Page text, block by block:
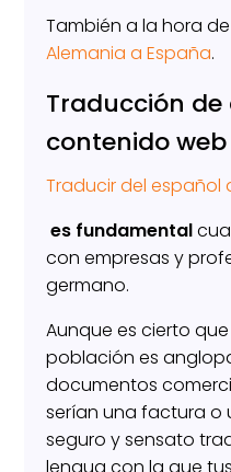
También a la hora
Alemania a España.
Traducción
contenido
Traducir del español
es fundamental
con empresas y
germano.
Aunque es cierto
población es
documentos
serían una factura o
seguro y sensato